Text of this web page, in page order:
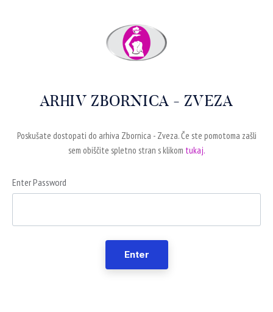
ARHIV ZBORNICA - ZVEZA
Poskušate dostopati do arhiva Zbornica - Zveza. Če ste pomotoma zašli
sem obiščite spletno stran s klikom tukaj.
Enter Password
Enter